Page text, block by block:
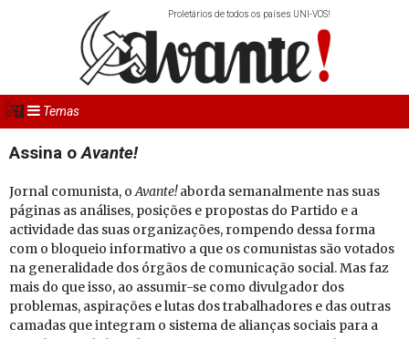
Proletários de todos os países UNI-VOS!
Temas
Assina oAvante!
Jornal comunista, oAvante!aborda semanalmente nas suas
páginas as análises, posições e propostas do Partido e a
actividade das suas organizações, rompendo dessa forma
com o bloqueio informativo a que os comunistas são votados
na generalidade dos órgãos de comunicação social. Mas faz
mais do que isso, ao assumir-se como divulgador dos
problemas, aspirações e lutas dos trabalhadores e das outras
camadas que integram o sistema de alianças sociais para a